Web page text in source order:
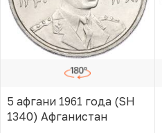
5 афгани 1961 года (SH
1340) Афганистан